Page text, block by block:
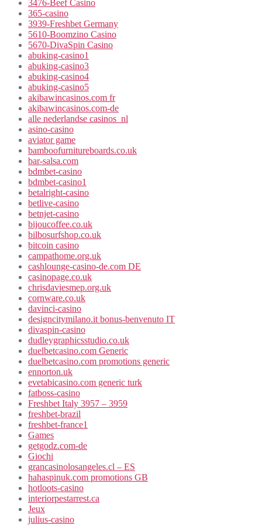
3476-Beef Casino
365-casino
3939-Freshbet Germany
5610-Boomzino Casino
5670-DivaSpin Casino
abuking-casino1
abuking-casino3
abuking-casino4
abuking-casino5
akibawincasinos.com fr
akibawincasinos.com-de
alle nederlandse casinos_nl
asino-casino
aviator game
bamboofurnitureboards.co.uk
bar-salsa.com
bdmbet-casino
bdmbet-casino1
betalright-casino
betlive-casino
betnjet-casino
bijoucoffee.co.uk
bilbosurfshop.co.uk
bitcoin casino
campathome.org.uk
cashlounge-casino-de.com DE
casinopage.co.uk
chrisdaviesmep.org.uk
cornware.co.uk
davinci-casino
designcitymilano.it bonus-benvenuto IT
divaspin-casino
dudleygraphicsstudio.co.uk
duelbetcasino.com Generic
duelbetcasino.com promotions generic
ennorton.uk
evetabicasino.com generic turk
fatboss-casino
Freshbet Italy 3957 – 3959
freshbet-brazil
freshbet-france1
Games
getgodz.com-de
Giochi
grancasinolosangeles.cl – ES
hahaspinuk.com promotions GB
hotloots-casino
interiorpestarrest.ca
Jeux
julius-casino